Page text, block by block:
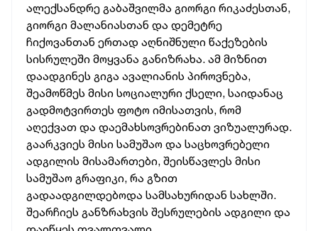
ალექსანდრე გაბაშვილმა გიორგი რიკაძესთან,
გიორგი მალანიასთან და დემეტრე
ჩიქოვანთან ერთად აღნიშნული წაქეზების
სისრულეში მოყვანა განიზრახა. ამ მიზნით
დაადგინეს გიგა ავალიანის პიროვნება,
შეამოწმეს მისი სოციალური ქსელი, საიდანაც
გადმოტვირთეს ფოტო იმისათვის, რომ
აღექვათ და დაემახსოვრებინათ ვიზუალურად.
გაარკვიეს მისი სამუშაო და საცხოვრებელი
ადგილის მისამართები, შეისწავლეს მისი
სამუშაო გრაფიკი, რა გზით
გადაადგილდებოდა სამსახურიდან სახლში.
შეარჩიეს განზრახვის შესრულების ადგილი და